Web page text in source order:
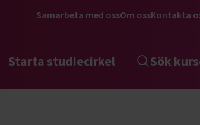
Samarbeta med ossOm ossKontakta
Starta studiecirkel Sök